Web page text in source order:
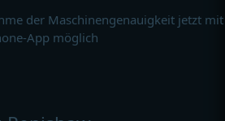
der Maschinengenauigkeit jetzt mit
App möglich